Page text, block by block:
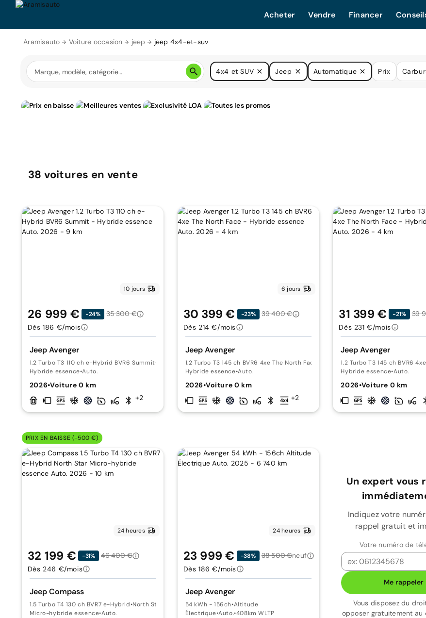
Acheter Vendre Financer
Aramisauto Voiture occasion jeep jeep 4x4-et-suv
4x4 et SUV Jeep Automatique Prix
38voitures en vente
10 jours
Jeep Avenger
1.2 Turbo T3 110 ch e-Hybrid BVR6 Summit•
Hybride essence•Auto.
2026•Voiture 0 km
+2
26 999 € -24%
35 300 €
Dès 186 €/mois
6 jours
Jeep Avenger
1.2 Turbo T3 145 ch BVR6 4xe The North Face
Hybride essence•Auto.
2026•Voiture 0 km
+2
30 399 € -23%
39 400 €
Dès 214 €/mois
Jeep Avenger
1.2 Turbo T3 145 ch BVR6
Hybride essence•Auto.
2026•Voiture 0 km
31 399 € -21%
39
Dès 231 €/mois
PRIX EN BAISSE (-500 €)
24 heures
Jeep Compass
1.5 Turbo T4 130 ch BVR7 e-Hybrid•North Star
Micro-hybride essence•Auto.
32 199 € -31%
46 400 €
Dès 246 €/mois
24 heures
Jeep Avenger
54 kWh - 156ch•Altitude
Électrique•Auto.•408km WLTP
23 999 € -38% 38 500 €neuf
Dès 186 €/mois
Un expert vous
Indiquez votre
rappel gratuit et
Votre numéro de
Me rappeler
Vous disposez du
opposer gratuitement au